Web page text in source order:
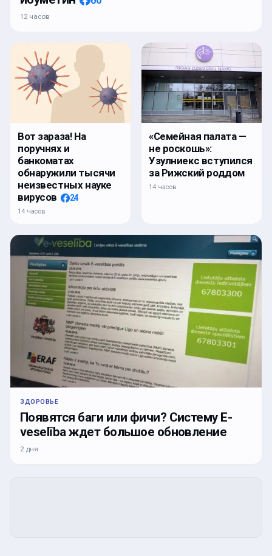
12 часов
Вот зараза! На
поручнях и
банкоматах
обнаружили тысячи
неизвестных науке
вирусов
24
14 часов
«Семейная палата —
не роскошь»:
Узулниекс вступился
за Рижский роддом
14 часов
ЗДОРОВЬЕ
Появятся баги или фичи? Систему E-
veselība ждет большое обновление
2 дня